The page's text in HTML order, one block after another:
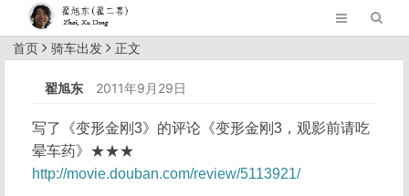
首页 骑车出发 正文
翟旭东 2011年9月29日
写了《变形金刚3》的评论《变形金刚3，观影前请吃
晕车药》★★★
http://movie.douban.com/review/5113921/